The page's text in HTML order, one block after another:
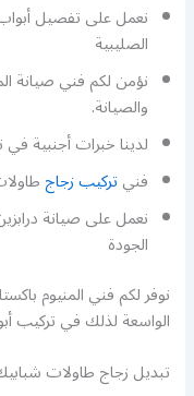
نعمل على تفصيل أبواب
الصليبية
نؤمن لكم فني صيانة
والصيانة.
لدينا خبرات أجنبية
فنيتركيب زجاج
نعمل على صيانة
الجودة
نوفر لكم فني المنيوم
الواسعة لذلك في تركيب
تبديل زجاج طاولات